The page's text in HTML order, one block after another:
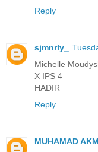
Reply
sjmnrly_
Michelle
X IPS 4
HADIR
Reply
MUHAMAD